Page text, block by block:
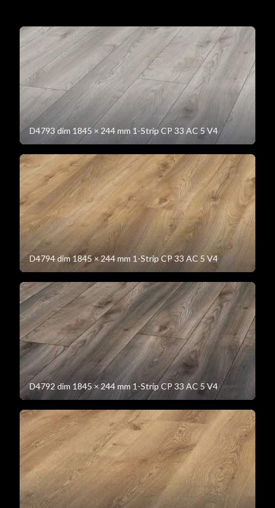
D4793 dim 1845 × 244 mm 1-Strip CP 33 AC 5 V4
D4794 dim 1845 × 244 mm 1-Strip CP 33 AC 5 V4
D4792 dim 1845 × 244 mm 1-Strip CP 33 AC 5 V4